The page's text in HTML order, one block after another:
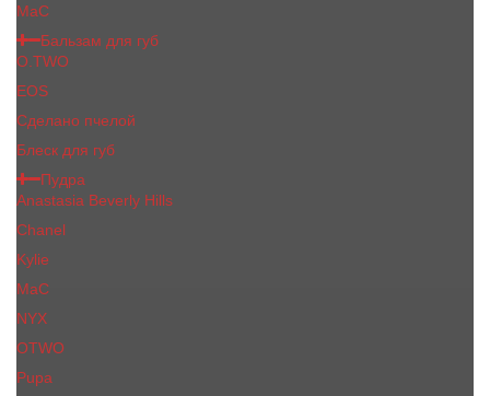
МаС
Бальзам для губ
O.TWO
EOS
Сделано пчелой
Блеск для губ
Пудра
Anastasia Beverly Hills
Chanel
Kylie
MaC
NYX
OTWO
Pupa